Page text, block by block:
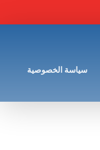
سياسة الخصوصية